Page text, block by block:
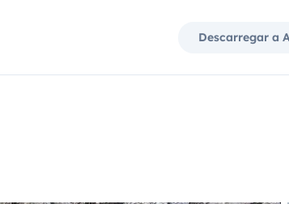
Descarregar a